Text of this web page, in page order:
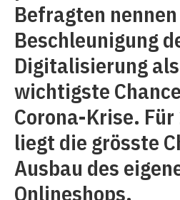
Befragten
Beschleunigung
Digitalisierung
wichtigste
Corona-Krise.
liegt die grösste
Ausbau des
Onlineshops.